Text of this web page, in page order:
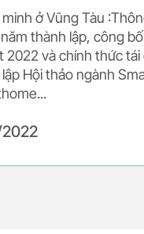
ở Vũng Tàu
thành lập, công
và chính thức tái
Hội thảo ngành